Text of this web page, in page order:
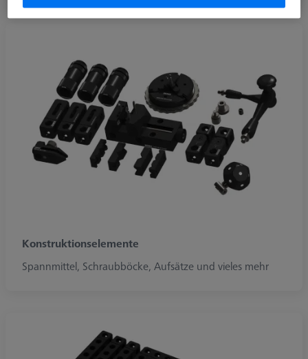
Konstruktionselemente
Spannmittel, Schraubböcke, Aufsätze und vieles mehr